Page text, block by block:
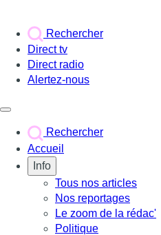
Rechercher
Direct tv
Direct radio
Alertez-nous
Rechercher
Accueil
Info
Tous nos articles
Nos reportages
Le zoom de la rédac'
Politique